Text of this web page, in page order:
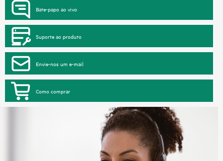
Bate-papo ao vivo
Suporte ao produto
Envie-nos um e-mail
Como comprar